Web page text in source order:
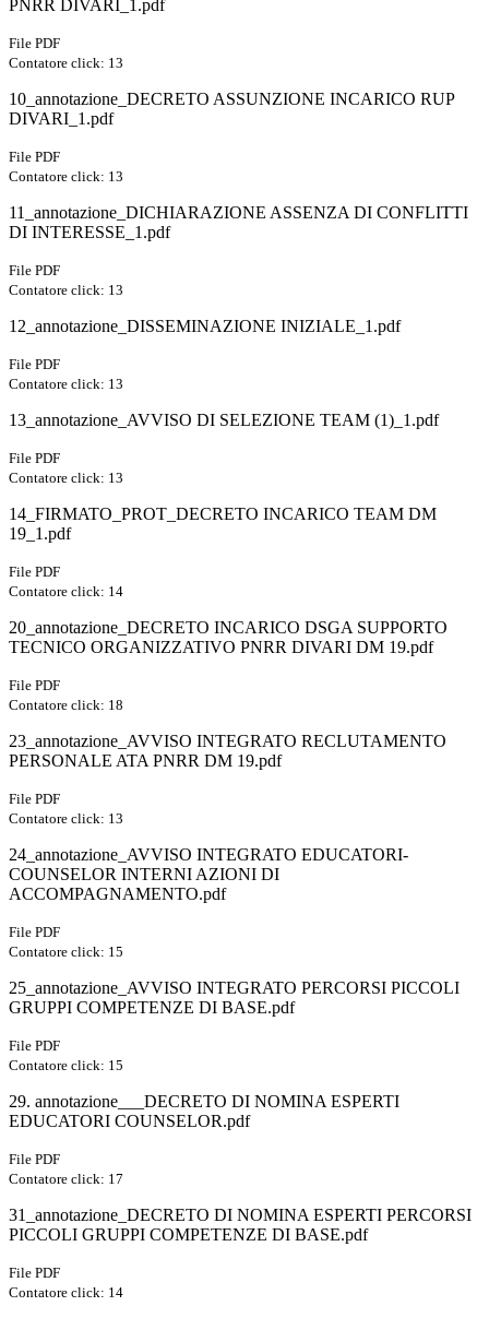
PNRR DIVARI_1.pdf
File PDF
Contatore click: 13
10_annotazione_DECRETO ASSUNZIONE INCARICO RUP
DIVARI_1.pdf
File PDF
Contatore click: 13
11_annotazione_DICHIARAZIONE ASSENZA DI CONFLITTI
DI INTERESSE_1.pdf
File PDF
Contatore click: 13
12_annotazione_DISSEMINAZIONE INIZIALE_1.pdf
File PDF
Contatore click: 13
13_annotazione_AVVISO DI SELEZIONE TEAM (1)_1.pdf
File PDF
Contatore click: 13
14_FIRMATO_PROT_DECRETO INCARICO TEAM DM
19_1.pdf
File PDF
Contatore click: 14
20_annotazione_DECRETO INCARICO DSGA SUPPORTO
TECNICO ORGANIZZATIVO PNRR DIVARI DM 19.pdf
File PDF
Contatore click: 18
23_annotazione_AVVISO INTEGRATO RECLUTAMENTO
PERSONALE ATA PNRR DM 19.pdf
File PDF
Contatore click: 13
24_annotazione_AVVISO INTEGRATO EDUCATORI-
COUNSELOR INTERNI AZIONI DI
ACCOMPAGNAMENTO.pdf
File PDF
Contatore click: 15
25_annotazione_AVVISO INTEGRATO PERCORSI PICCOLI
GRUPPI COMPETENZE DI BASE.pdf
File PDF
Contatore click: 15
29. annotazione___DECRETO DI NOMINA ESPERTI
EDUCATORI COUNSELOR.pdf
File PDF
Contatore click: 17
31_annotazione_DECRETO DI NOMINA ESPERTI PERCORSI
PICCOLI GRUPPI COMPETENZE DI BASE.pdf
File PDF
Contatore click: 14